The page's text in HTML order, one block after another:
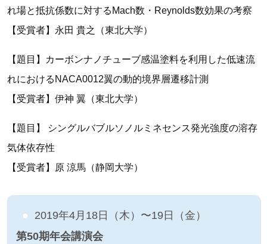
れ場と抵抗係数に対するMach数・Reynolds数効果の考察
【受賞者】永田 貴之（東北大学）
【題目】カーボンナノチューブ感温塗料を利用した低速流
れにおけるNACA0012翼の動的境界層遷移計測
【受賞者】伊神 翼（東北大学）
【題目】 シングルバブルソノルミネセンス発光強度の溶存
気体依存性
【受賞者】原 涼馬（静岡大学）
2019年4月18日（木）〜19日（金）
第50期年会講演会